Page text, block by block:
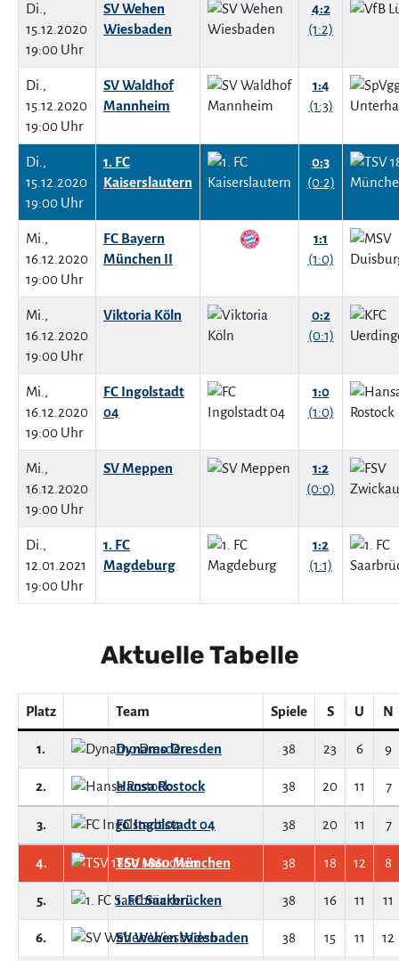
Di.,
15.12.2020
19:00 Uhr
SV Wehen
Wiesbaden
4:2
(1:2)
Di.,
15.12.2020
19:00 Uhr
SV Waldhof
Mannheim
1:4
(1:3)
Di.,
15.12.2020
19:00 Uhr
1. FC
Kaiserslautern
0:3
(0:2)
Mi.,
16.12.2020
19:00 Uhr
FC Bayern
München II
1:1
(1:0)
Mi.,
16.12.2020
19:00 Uhr
Viktoria Köln
0:2
(0:1)
Mi.,
16.12.2020
19:00 Uhr
FC Ingolstadt
04
1:0
(1:0)
Mi.,
16.12.2020
19:00 Uhr
SV Meppen
1:2
(0:0)
Di.,
12.01.2021
19:00 Uhr
1. FC
Magdeburg
1:2
(1:1)
Aktuelle Tabelle
Platz Team Spiele S U N
1. Dynamo Dresden 38 23 6 9
2. Hansa Rostock 38 20 11 7
3. FC Ingolstadt 04 38 20 11 7
4. TSV 1860 München 38 18 12 8
5. 1. FC Saarbrücken 38 16 11 11
6. SV Wehen Wiesbaden 38 15 11 12